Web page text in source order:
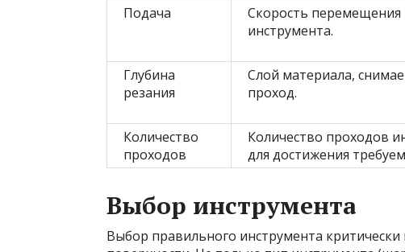
Подача
Скорость перемещения
инструмента.
Глубина
резания
Слой материала,
проход.
Количество
проходов
Количество проходов
для достижения
Выбор инструмента
Выбор правильного инструмента